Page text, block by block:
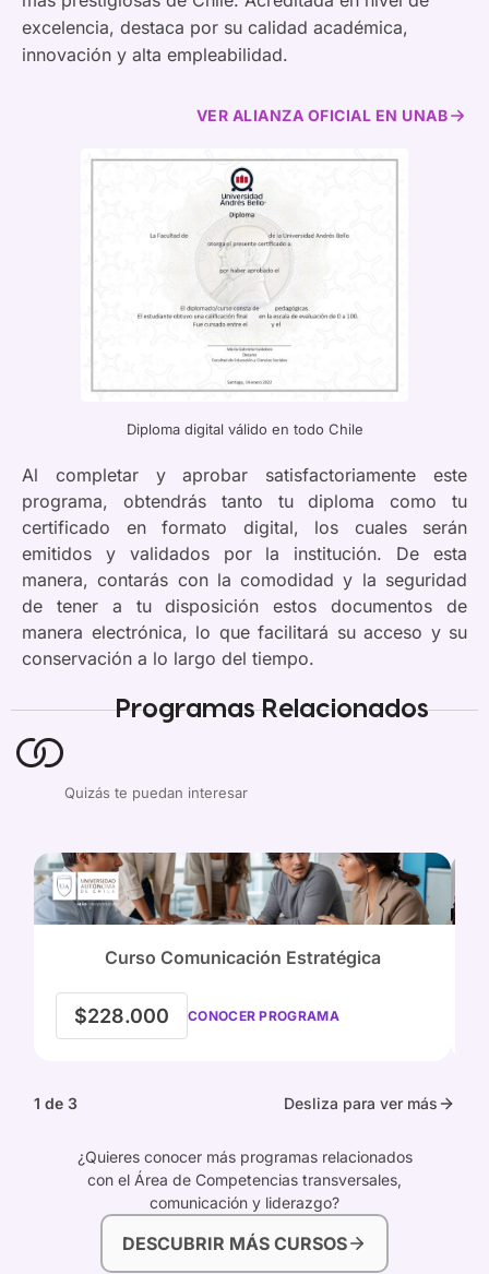
excelencia, destaca por su calidad académica,
innovación y alta empleabilidad.
VER ALIANZA OFICIAL EN UNAB
Diploma digital válido en todo Chile
Al completar y aprobar satisfactoriamente este
programa, obtendrás tanto tu diploma como tu
certificado en formato digital, los cuales serán
emitidos y validados por la institución. De esta
manera, contarás con la comodidad y la seguridad
de tener a tu disposición estos documentos de
manera electrónica, lo que facilitará su acceso y su
conservación a lo largo del tiempo.
Programas Relacionados
Quizás te puedan interesar
Curso Comunicación Estratégica
$228.000 CONOCER PROGRAMA
1 de 3 Desliza para ver más
¿Quieres conocer más programas relacionados
con el Área de Competencias transversales,
comunicación y liderazgo?
DESCUBRIR MÁS CURSOS